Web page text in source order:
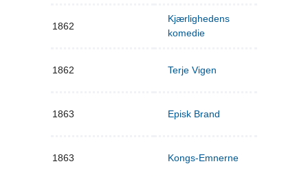
1862
Kjærlighedens
komedie
1862 Terje Vigen
1863 Episk Brand
1863 Kongs-Emnerne